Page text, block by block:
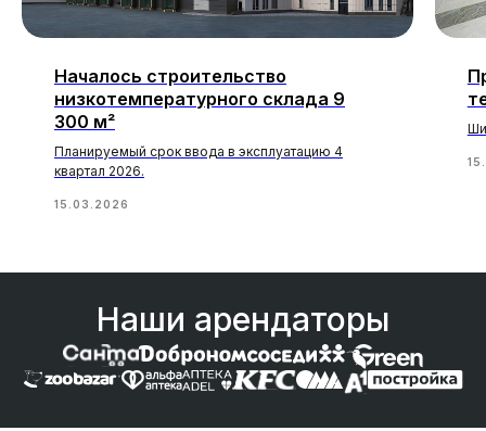
Началось строительство
низкотемпературного склада 9
300 м²
Планируемый срок ввода в эксплуатацию 4
квартал 2026.
15.03.2026
Наши арендаторы